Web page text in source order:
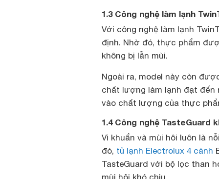
1.3 Công nghệ làm lạnh
Với công nghệ làm lạnh
định. Nhờ đó, thực phẩm
không bị lẫn mùi.
Ngoài ra, model này còn
chất lượng làm lạnh đạt
vào chất lượng của thực
1.4 Công nghệ TasteGuard
Vi khuẩn và mùi hôi luôn là
đó, tủ lạnh Electrolux 4 cánh
TasteGuard với bộ lọc than
mùi hôi khó chịu.